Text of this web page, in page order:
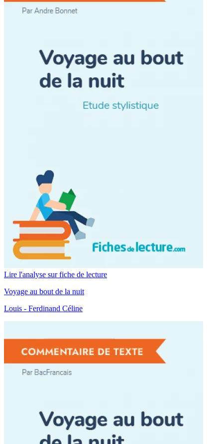
Lire l'analyse sur fiche de lecture
Voyage au bout de la nuit
Louis - Ferdinand Céline